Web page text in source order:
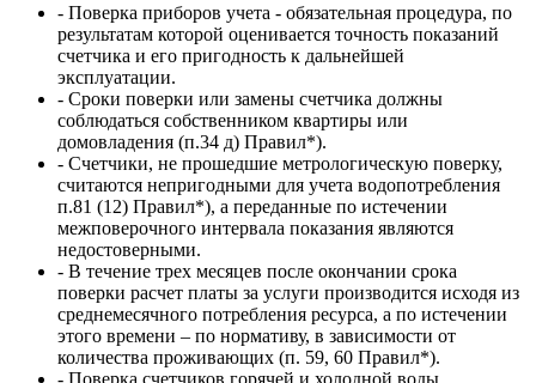
- Поверка приборов учета - обязательная процедура, по
результатам которой оценивается точность показаний
счетчика и его пригодность к дальнейшей
эксплуатации.
- Сроки поверки или замены счетчика должны
соблюдаться собственником квартиры или
домовладения (п.34 д) Правил*).
- Счетчики, не прошедшие метрологическую поверку,
считаются непригодными для учета водопотребления
п.81 (12) Правил*), а переданные по истечении
межповерочного интервала показания являются
недостоверными.
- В течение трех месяцев после окончании срока
поверки расчет платы за услуги производится исходя из
среднемесячного потребления ресурса, а по истечении
этого времени – по нормативу, в зависимости от
количества проживающих (п. 59, 60 Правил*).
- Поверка счетчиков горячей и холодной воды